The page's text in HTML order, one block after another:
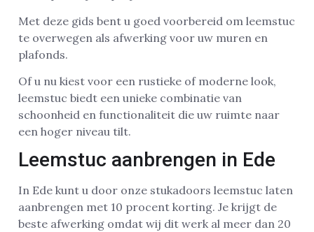
Met deze gids bent u goed voorbereid om leemstuc
te overwegen als afwerking voor uw muren en
plafonds.
Of u nu kiest voor een rustieke of moderne look,
leemstuc biedt een unieke combinatie van
schoonheid en functionaliteit die uw ruimte naar
een hoger niveau tilt.
Leemstuc aanbrengen in Ede
In Ede kunt u door onze stukadoors leemstuc laten
aanbrengen met 10 procent korting. Je krijgt de
beste afwerking omdat wij dit werk al meer dan 20